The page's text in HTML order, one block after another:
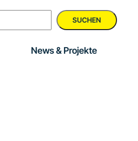
SUCHEN
News & Projekte